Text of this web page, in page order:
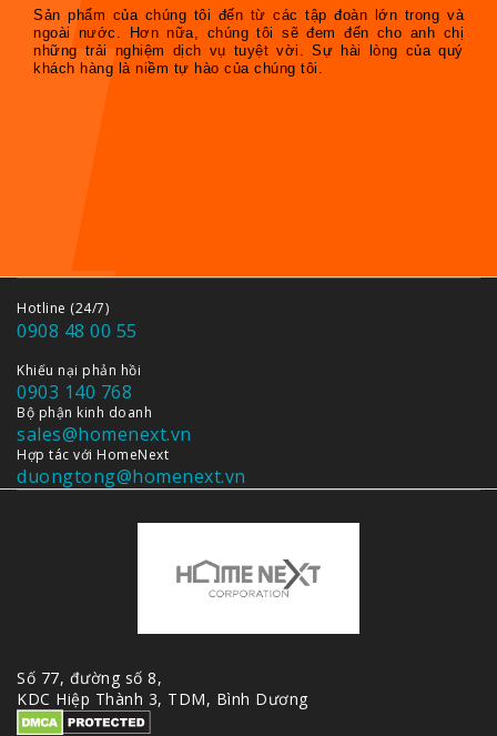
Sản phẩm của chúng tôi đến từ các tập đoàn lớn trong và
ngoài nước. Hơn nữa, chúng tôi sẽ đem đến cho anh chị
những trải nghiệm dịch vụ tuyệt vời. Sự hài lòng của quý
khách hàng là niềm tự hào của chúng tôi.
Hotline (24/7)
0908 48 00 55
Khiếu nại phản hồi
0903 140 768
Bộ phận kinh doanh
sales@homenext.vn
Hợp tác với HomeNext
duongtong@homenext.vn
Số 77, đường số 8,
KDC Hiệp Thành 3, TDM, Bình Dương